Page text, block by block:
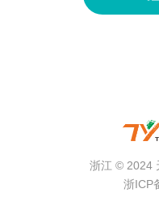
浙江 © 2024
浙ICP